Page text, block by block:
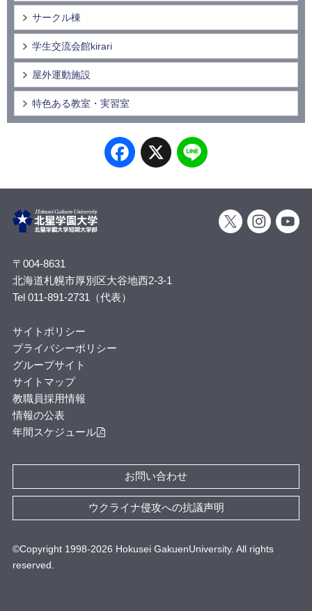
サークル棟
学生交流会館kirari
屋外運動施設
特色ある教室・実習室
Facebook
X
〒004-8631
北海道札幌市厚別区大谷地西2-3-1
Tel 011-891-2731（代表）
サイトポリシー
プライバシーポリシー
グループサイト
サイトマップ
教職員採用情報
情報の公表
年間スケジュール
お問い合わせ
ウクライナ侵攻への抗議声明
©Copyright 1998-2026 Hokusei GakuenUniversity. All rights
reserved.